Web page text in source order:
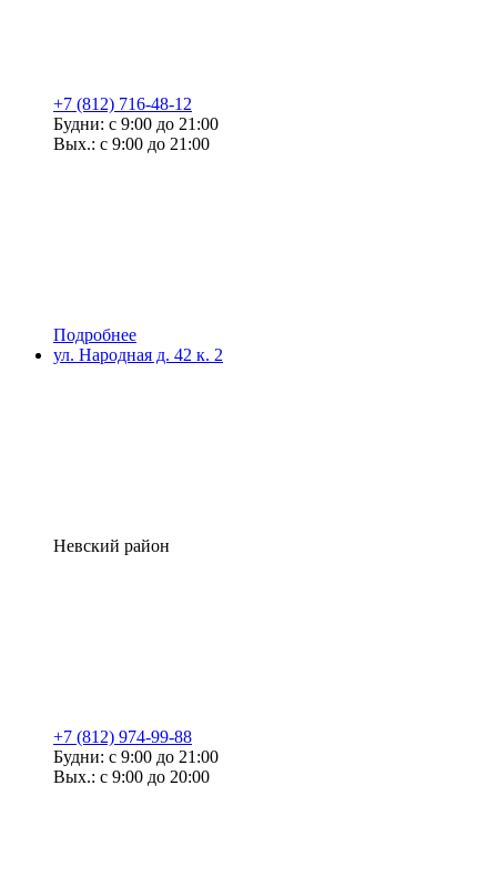
+7 (812) 716-48-12
Будни: с 9:00 до 21:00
Вых.: с 9:00 до 21:00
Подробнее
ул. Народная д. 42 к. 2
Невский район
+7 (812) 974-99-88
Будни: с 9:00 до 21:00
Вых.: с 9:00 до 20:00